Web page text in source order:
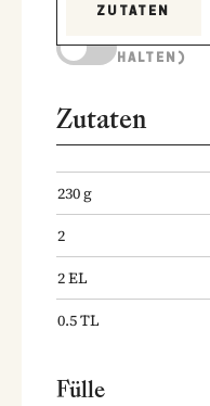
ZUTATEN
HALTEN)
Zutaten
230g
2
2EL
0.5TL
Fülle